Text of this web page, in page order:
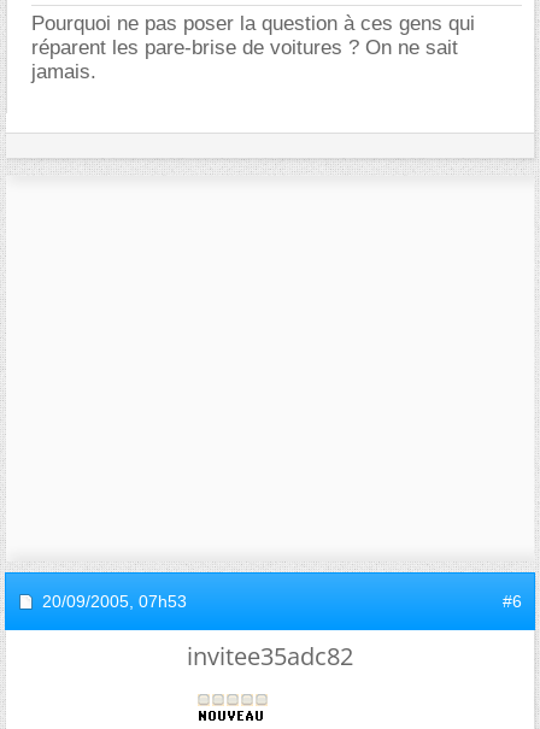
Pourquoi ne pas poser la question à ces gens qui
réparent les pare-brise de voitures ? On ne sait
jamais.
20/09/2005, 07h53 #6
invitee35adc82